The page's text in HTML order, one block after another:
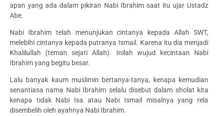
apan yang ada dalam pikiran Nabi Ibrahim saat itu ujar Ustadz
Abe.
Nabi Ibrahim telah menunjukan cintanya kepada Allah SWT,
melebihi cintanya kepada putranya Ismail. Karena itu dia menjadi
Khalilullah (teman sejati Allah). Inilah wujud kecintaan Nabi
Ibrahim yang begitu besar.
Lalu banyak kaum muslimin bertanya-tanya, kenapa kemudian
senantiasa nama Nabi Ibrahim selalu disebut dalam sholat kita
kenapa tidak Nabi Isa atau Nabi Ismail misalnya yang rela
disembelih oleh ayahnya Nabi Ibrahim.